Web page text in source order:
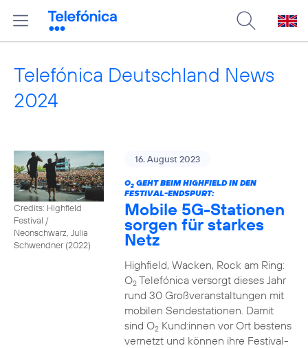
Telefónica Deutschland News
2024
Credits: Highfield
Festival /
Neonschwarz, Julia
Schwendner (2022)
16. August 2023
O2GEHT BEIM HIGHFIELD IN DEN
FESTIVAL-ENDSPURT:
Mobile 5G-Stationen
sorgen für starkes
Netz
Highfield, Wacken, Rock am Ring:
O2Telefónica versorgt dieses Jahr
rund 30 Großveranstaltungen mit
mobilen Sendestationen. Damit
sind O2Kund:innen vor Ort bestens
vernetzt und können ihre Festival-